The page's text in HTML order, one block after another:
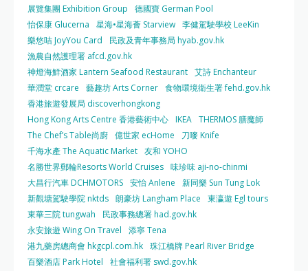
展覽集團 Exhibition Group
德國寶 German Pool
怡保康 Glucerna
星海•星海薈 Starview 李健駕駛學校 LeeKin
樂悠咭 JoyYou Card
民政及青年事務局 hyab.gov.hk
漁農自然護理署 afcd.gov.hk
神燈海鮮酒家 Lantern Seafood Restaurant 艾詩 Enchanteur
華潤堂 crcare
藝趣坊 Arts Corner 食物環境衛生署 fehd.gov.hk
香港旅遊發展局 discoverhongkong
Hong Kong Arts Centre 香港藝術中心 IKEA THERMOS 膳魔師
The Chef’s Table尚廚 億世家 ecHome
刀嘜 Knife
千海水產 The Aquatic Market 友和 YOHO
名勝世界郵輪Resorts World Cruises 味珍味 aji-no-chinmi
大昌行汽車 DCHMOTORS 安怡 Anlene
新同樂 Sun Tung Lok
新觀塘駕駛學院 nktds 朗豪坊 Langham Place
東瀛遊 Egl tours
東華三院 tungwah
民政事務總署 had.gov.hk
永安旅遊 Wing On Travel
添寧 Tena
港九藥房總商會 hkgcpl.com.hk 珠江橋牌 Pearl River Bridge
百樂酒店 Park Hotel
社會福利署 swd.gov.hk